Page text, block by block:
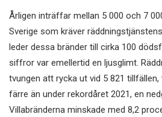
Årligen inträffar mellan 5 000 och 7
Sverige som kräver
leder dessa bränder till cirka 100
siffror var emellertid en ljusglimt.
tvungen att rycka ut vid 5 821 tillfällen,
färre än under rekordåret 2021, en
Villabränderna minskade med 8,2